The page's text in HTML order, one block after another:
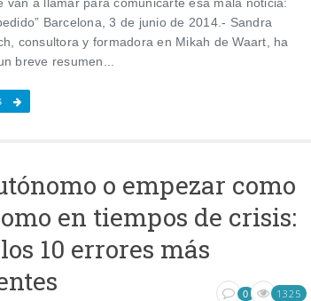
Barcelona, 3 de junio de 2014.- Sandra
consultora y formadora en Mikah de Waart, ha
breve resumen...
o empezar como
en tiempos de crisis:
10 errores más
0 1325